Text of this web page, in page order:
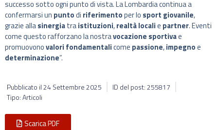
successo sotto ogni punto di vista. La Lombardia continua a
confermarsi un puntodi riferimentoper lo sport giovanile,
grazie allasinergiatraistituzioni,realtà localie partner. Eventi
come questo rafforzano la nostravocazione sportivae
promuovonovalori fondamentalicome passione,impegnoe
determinazione”.
Pubblicato il24 Settembre 2025
ID del post: 255817
Tipo: Articoli
Scarica PDF